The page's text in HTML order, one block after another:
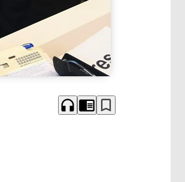
headphones chrome_reader_mode bookmark_border